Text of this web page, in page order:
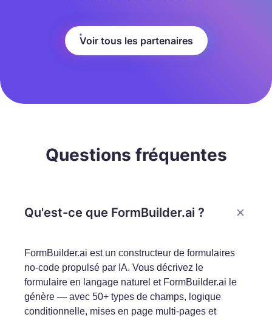
Voir tous les partenaires
Questions fréquentes
Qu'est-ce que FormBuilder.ai ?
FormBuilder.ai est un constructeur de formulaires
no-code propulsé par IA. Vous décrivez le
formulaire en langage naturel et FormBuilder.ai le
génère — avec 50+ types de champs, logique
conditionnelle, mises en page multi-pages et